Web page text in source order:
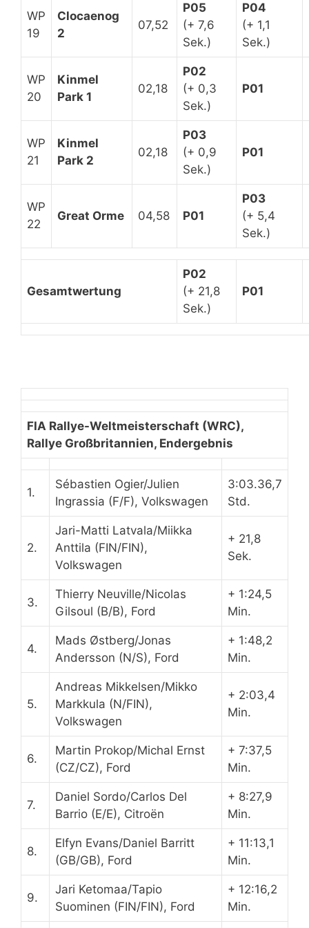
WP
19
Clocaenog
2
07,52
P05
(+ 7,6
Sek.)
P04
(+ 1,1
Sek.)
WP
20
Kinmel
Park 1
02,18
P02
(+ 0,3
Sek.)
P01
WP
21
Kinmel
Park 2
02,18
P03
(+ 0,9
Sek.)
P01
WP
22
Great Orme 04,58 P01
P03
(+ 5,4
Sek.)
Gesamtwertung
P02
(+ 21,8
Sek.)
P01
FIA Rallye-Weltmeisterschaft (WRC),
Rallye Großbritannien, Endergebnis
1.
Sébastien Ogier/Julien
Ingrassia (F/F), Volkswagen
3:03.36,7
Std.
2.
Jari-Matti Latvala/Miikka
Anttila (FIN/FIN),
Volkswagen
+ 21,8
Sek.
3.
Thierry Neuville/Nicolas
Gilsoul (B/B), Ford
+ 1:24,5
Min.
4.
Mads Østberg/Jonas
Andersson (N/S), Ford
+ 1:48,2
Min.
5.
Andreas Mikkelsen/Mikko
Markkula (N/FIN),
Volkswagen
+ 2:03,4
Min.
6.
Martin Prokop/Michal Ernst
(CZ/CZ), Ford
+ 7:37,5
Min.
7.
Daniel Sordo/Carlos Del
Barrio (E/E), Citroën
+ 8:27,9
Min.
8.
Elfyn Evans/Daniel Barritt
(GB/GB), Ford
+ 11:13,1
Min.
9.
Jari Ketomaa/Tapio
Suominen (FIN/FIN), Ford
+ 12:16,2
Min.